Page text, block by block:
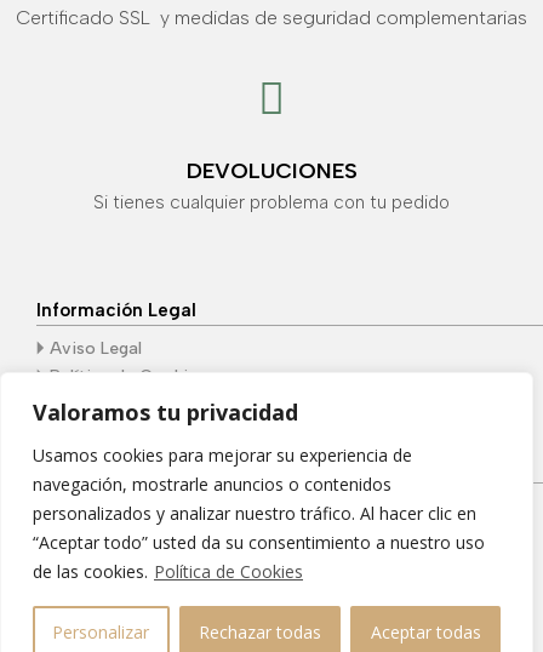
Valoramos tu privacidad
Usamos cookies para mejorar su experiencia de
navegación, mostrarle anuncios o contenidos
personalizados y analizar nuestro tráfico. Al hacer clic en
“Aceptar todo” usted da su consentimiento a nuestro uso
de las cookies. Política de Cookies
Personalizar Rechazar todas Aceptar todas
Certificado SSL y medidas de seguridad complementarias

DEVOLUCIONES
Si tienes cualquier problema con tu pedido
Información Legal
🞂 Aviso Legal
🞂Política de Cookies
🞂Política de Privacidad
¿Donde nos encontramos?
Pl. Portichuelo, 4 | 29200, Antequera, Málaga
Grupo Dungbeetle © 2026 –Desarrollado por
Dungbeetle